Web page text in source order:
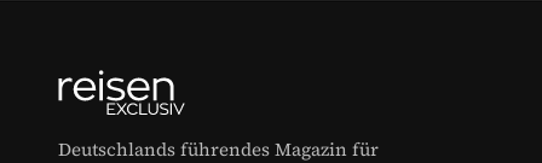
Deutschlands führendes Magazin für